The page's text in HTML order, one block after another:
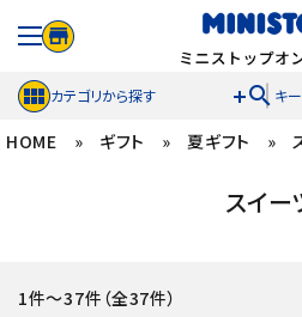
カテゴリから探す search キ
ACCOUNT MENU
セール商品
HOME » ギフト » 夏ギフト »
スイー
1件～37件（全37件）